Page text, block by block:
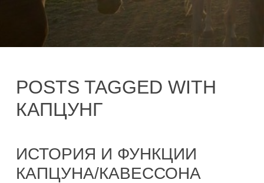
POSTS TAGGED WITH
КАПЦУНГ
ИСТОРИЯ И ФУНКЦИИ
КАПЦУНА/КАВЕССОНА